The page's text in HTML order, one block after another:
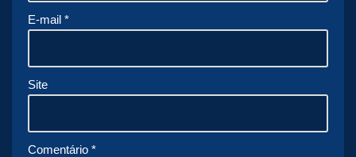
E-mail *
Site
Comentário *